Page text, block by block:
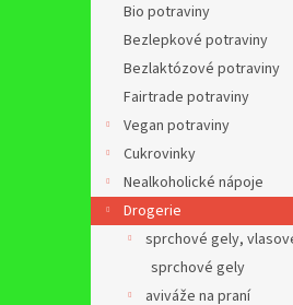
l
Bio potraviny
Bezlepkové potraviny
Bezlaktózové potraviny
Fairtrade potraviny
Vegan potraviny
Cukrovinky
Nealkoholické nápoje
Drogerie
sprchové gely,
sprchové gely
aviváže na praní